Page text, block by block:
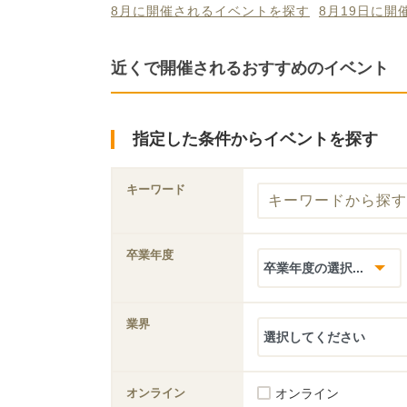
8月に開催されるイベントを探す 8月19日に開
近くで開催されるおすすめのイベント
指定した条件からイベントを探す
キーワード
卒業年度
業界
オンライン オンライン